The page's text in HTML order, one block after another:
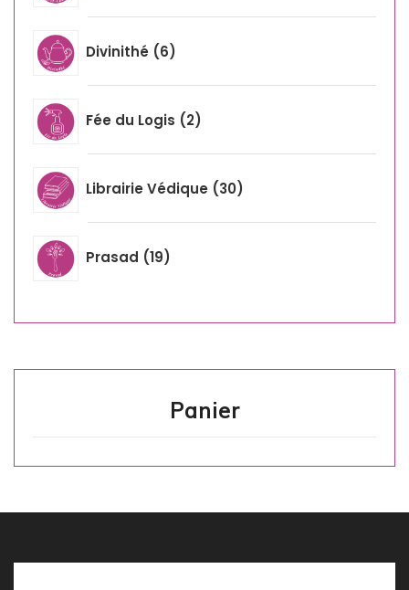
Divinithé 6
Fée du Logis 2
Librairie Védique 30
Prasad 19
Panier